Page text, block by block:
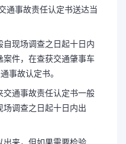
通事故责任认定书送达当
现场调查之日起十日内
案件，在查获交通肇事车
事故认定书。
交通事故责任认定书一般
调查之日起十日内出
出来，但如果需要检验